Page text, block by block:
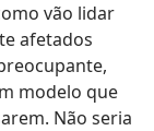
vão lidar
afetados
modelo que
Não seria